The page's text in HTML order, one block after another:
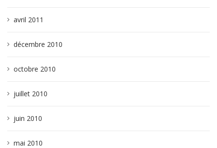
avril 2011
décembre 2010
octobre 2010
juillet 2010
juin 2010
mai 2010